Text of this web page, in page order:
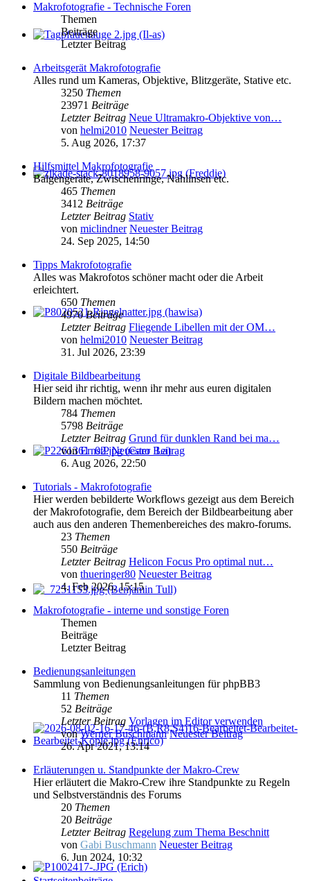
Makrofotografie - Technische Foren
Themen
Beiträge
Letzter Beitrag
Arbeitsgerät Makrofotografie
Alles rund um Kameras, Objektive, Blitzgeräte, Stative etc.
3250 Themen
23971 Beiträge
Letzter Beitrag Neue Ultramakro-Objektive von…
von helmi2010 Neuester Beitrag
5. Aug 2026, 17:37
Hilfsmittel Makrofotografie
Balgengeräte, Zwischenringe, Nahlinsen etc.
465 Themen
3412 Beiträge
Letzter Beitrag Stativ
von miclindner Neuester Beitrag
24. Sep 2025, 14:50
Tipps Makrofotografie
Alles was Makrofotos schöner macht oder die Arbeit
erleichtert.
650 Themen
4970Beiträge
Letzter Beitrag Fliegende Libellen mit der OM…
von helmi2010 Neuester Beitrag
31. Jul 2026, 23:39
Digitale Bildbearbeitung
Hier seid ihr richtig, wenn ihr mehr aus euren digitalen
Bildern machen möchtet.
784 Themen
5798 Beiträge
Letzter Beitrag Grund für dunklen Rand bei ma…
vonErnstP Neuester Beitrag
6. Aug 2026, 22:50
Tutorials - Makrofotografie
Hier werden bebilderte Workflows gezeigt aus dem Bereich
der Makrofotografie, dem Bereich der Bildbearbeitung aber
auch aus den anderen Themenbereiches des makro-forums.
23 Themen
550 Beiträge
Letzter Beitrag Helicon Focus Pro optimal nut…
von thueringer80 Neuester Beitrag
4. Feb 2026, 15:15
Makrofotografie - interne und sonstige Foren
Themen
Beiträge
Letzter Beitrag
Bedienungsanleitungen
Sammlung von Bedienungsanleitungen für phpBB3
11 Themen
52 Beiträge
Letzter Beitrag Vorlagen im Editor verwenden
vonWerner Buschmann Neuester Beitrag
26. Apr 2021, 13:14
Erläuterungen u. Standpunkte der Makro-Crew
Hier erläutert die Makro-Crew ihre Standpunkte zu Regeln
und Selbstverständnis des Forums
20 Themen
20 Beiträge
Letzter Beitrag Regelung zum Thema Beschnitt
von Gabi Buschmann Neuester Beitrag
6. Jun 2024, 10:32